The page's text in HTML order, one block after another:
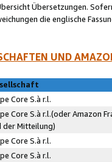
Übersetzungen.
die englische
UND
Core S.à r.l.
Core S.à r.l.(oder Amazon
der Mitteilung)
Core S.à r.l.
Core S.à r.l.